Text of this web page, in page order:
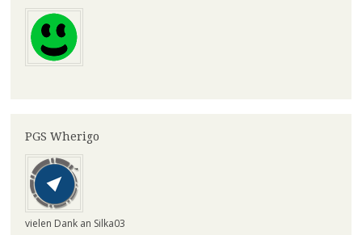
PGS Wherigo
vielen Dank an Silka03